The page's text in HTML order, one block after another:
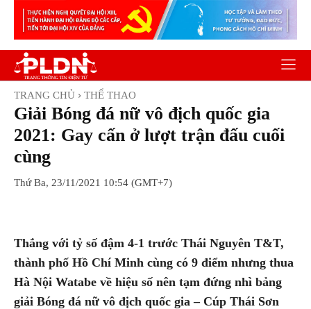
TRANG CHỦ THỂ THAO
Giải Bóng đá nữ vô địch quốc gia
2021: Gay cấn ở lượt trận đấu cuối
cùng
Thứ Ba, 23/11/2021 10:54 (GMT+7)
Thắng với tỷ số đậm 4-1 trước Thái Nguyên T&T,
thành phố Hồ Chí Minh cùng có 9 điểm nhưng thua
Hà Nội Watabe về hiệu số nên tạm đứng nhì bảng
giải Bóng đá nữ vô địch quốc gia – Cúp Thái Sơn